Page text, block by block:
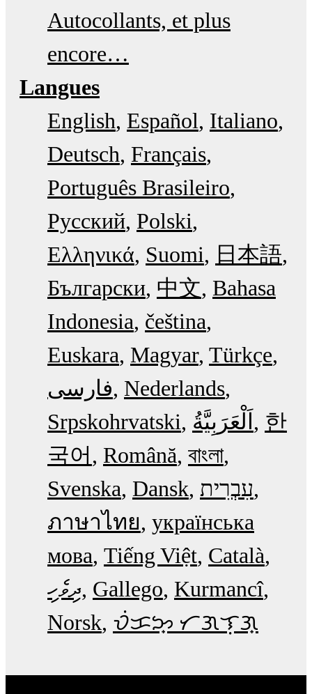
Autocollants, et plus
encore…
Langues
English Español Italiano
Deutsch Français
Português Brasileiro
Русский Polski
Ελληνικά Suomi
日本語
Български 中文 Bahasa
Indonesia čeština
Euskara Magyar Türkçe
فارسی Nederlands
Srpskohrvatski
한
국어
Română বাংলা
Svenska Dansk עִבְרִית
ภาษาไทย українська
мова Tiếng Việt Català
ދިވެހި Gallego Kurmancî
Norsk ᜏᜒᜃᜅ᜔ ᜆᜄᜎᜓᜄ᜔